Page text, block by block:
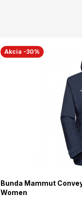
Akcia -30%
Bunda Mammut
Women